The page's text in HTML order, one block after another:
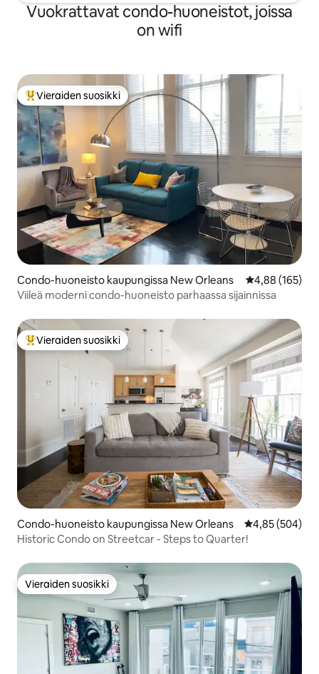
Vuokrattavat condo-huoneistot, joissa
on wifi
Vieraiden suosikkien parhaimmistoa
Vieraiden suosikki
Condo-huoneisto kaupungissa New Orleans
4,88 (165)
Viileä moderni condo-huoneisto parhaassa sijainnissa
Vieraiden suosikkien parhaimmistoa
Vieraiden suosikki
Condo-huoneisto kaupungissa New Orleans
4,85 (504)
Historic Condo on Streetcar - Steps to Quarter!
Vieraiden suosikki
Vieraiden suosikki